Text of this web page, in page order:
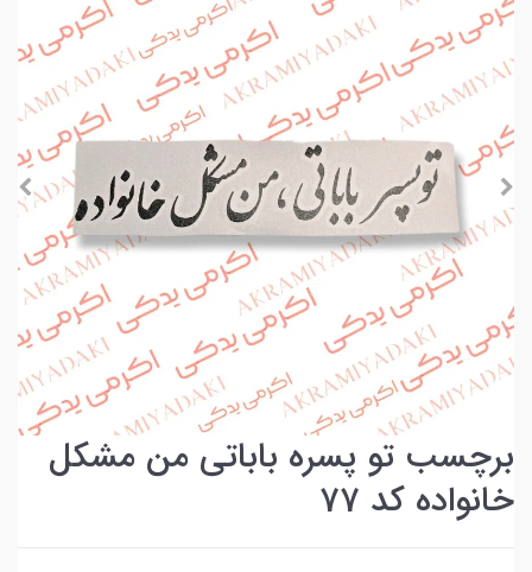
برچسب تو پسره باباتی من مشکل
خانواده کد 77